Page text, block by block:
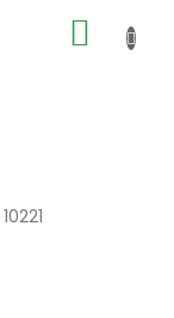
KOŠÍK
10221